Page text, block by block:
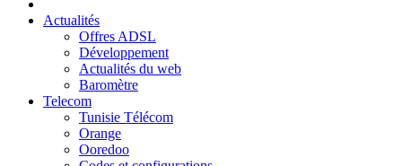
Actualités
Offres ADSL
Développement
Actualités du web
Baromètre
Telecom
Tunisie Télécom
Orange
Ooredoo